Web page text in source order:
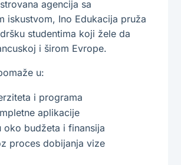
agencija sa
iskustvom, Ino Edukacija pruža
studentima koji žele da
i širom Evrope.
u:
i programa
aplikacije
oko budžeta i finansija
proces dobijanja vize